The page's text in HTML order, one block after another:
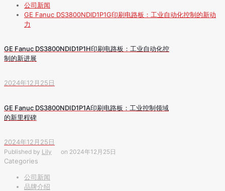
公司新闻
GE Fanuc DS3800NDID1P1G印刷电路板：工业自动化控制的新动
力
GE Fanuc DS3800NDID1P1H印刷电路板：工业自动化控
制的新进展
2024年12月25日
GE Fanuc DS3800NDID1P1A印刷电路板：工业控制领域
的新里程碑
2024年12月25日
Published by Lily on 2024年12月25日
Categories
公司新闻
品牌介绍